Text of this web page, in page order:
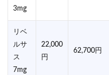
3mg
リベ
ルサ
ス
7mg
22,000
円
62,700円